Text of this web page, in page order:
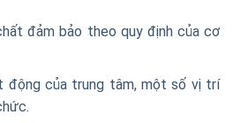
đảm bảo theo quy định của cơ
động của trung tâm, một số vị trí